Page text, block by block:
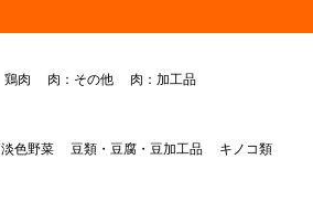
鶏肉 肉：その他 肉：加工品
淡色野菜 豆類・豆腐・豆加工品
キノコ類